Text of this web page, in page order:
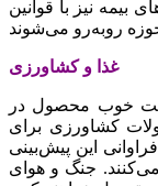
بیمه نیز با قوانین
غذا و کشاورزی
خوب محصول در
کشاورزی برای
این پیش‌بینی
می‌کنند. جنگ و هوای